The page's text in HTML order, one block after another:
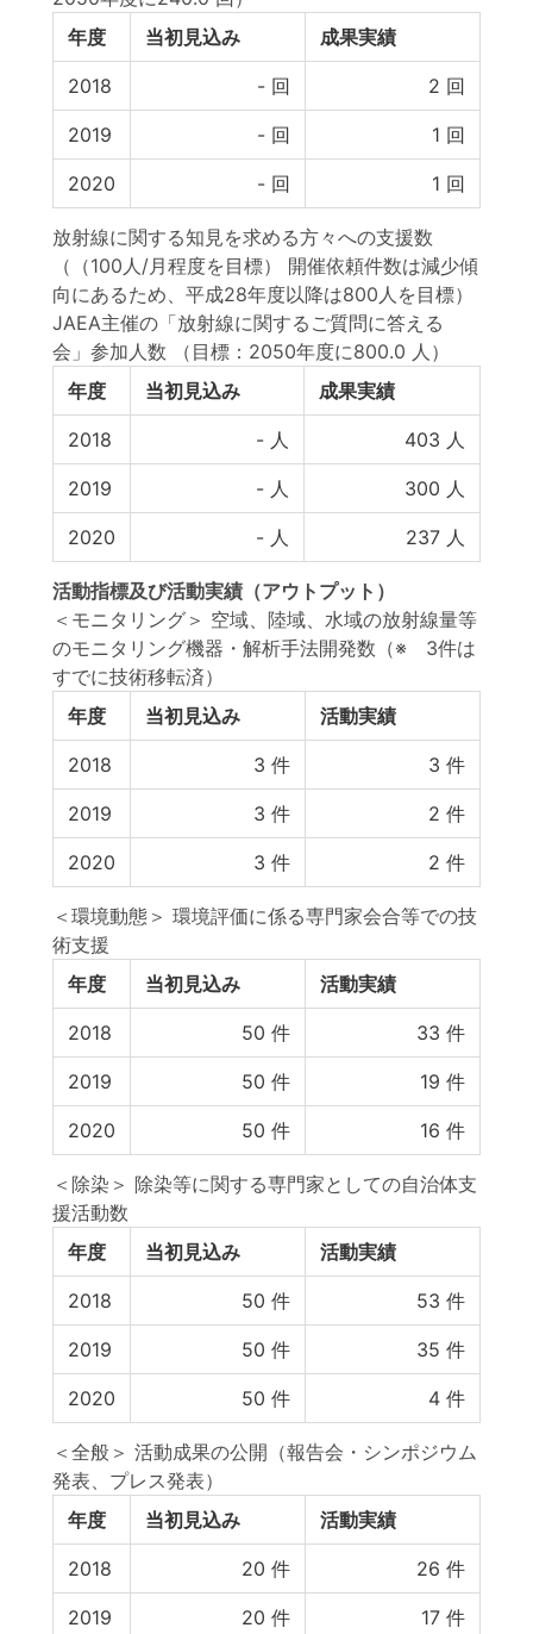
年度
当初見込み 成果実績
2018 - 回 2 回
2019 - 回 1 回
2020 - 回 1 回
放射線に関する知見を求める方々への支援数
（（100人/月程度を目標） 開催依頼件数は減少傾
向にあるため、平成28年度以降は800人を目標）
JAEA主催の「放射線に関するご質問に答える
会」参加人数
（目標：2050年度に800.0 人）
年度
当初見込み 成果実績
2018 - 人 403 人
2019 - 人 300 人
2020 - 人 237 人
活動指標及び活動実績 （アウトプット）
＜モニタリング＞ 空域、陸域、水域の放射線量等
のモニタリング機器・解析手法開発数（※ 3件は
すでに技術移転済）
年度
当初見込み 活動実績
2018 3 件 3 件
2019 3 件 2 件
2020 3 件 2 件
＜環境動態＞ 環境評価に係る専門家会合等での技
術支援
年度
当初見込み 活動実績
2018 50 件 33 件
2019 50 件 19 件
2020 50 件 16 件
＜除染＞ 除染等に関する専門家としての自治体支
援活動数
年度
当初見込み 活動実績
2018 50 件 53 件
2019 50 件 35 件
2020 50 件 4 件
＜全般＞ 活動成果の公開（報告会・シンポジウム
発表、プレス発表）
年度
当初見込み 活動実績
2018 20 件 26 件
2019 20 件 17 件